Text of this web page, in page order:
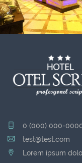
0 (000) 000-
test@test.com
Lorem ipsum